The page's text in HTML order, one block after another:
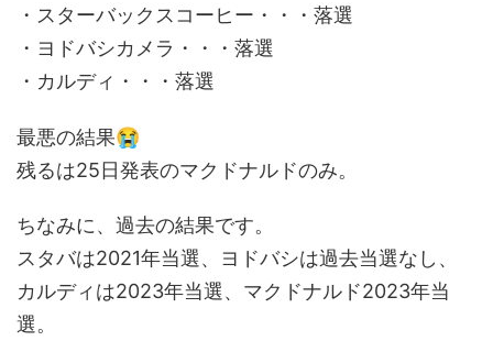
・スターバックスコーヒー・・・落選
・ヨドバシカメラ・・・落選
・カルディ・・・落選
最悪の結果😭
残るは25日発表のマクドナルドのみ。
ちなみに、過去の結果です。
スタバは2021年当選、ヨドバシは過去当選なし、
カルディは2023年当選、マクドナルド2023年当
選。